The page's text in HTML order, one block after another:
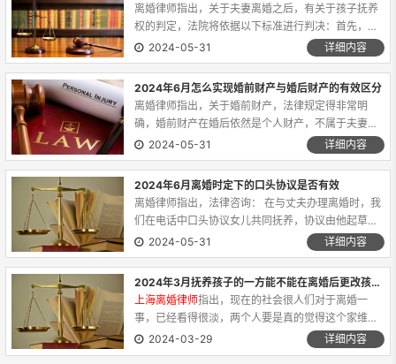
离婚律师指出，关于夫妻离婚之后，有关于孩子抚养
权的判定，法院将依据以下标准进行判决：首先，若
孩子未满两周岁，那么抚养权通常会授予母亲。如若
母亲存在如下情况，那么抚养权可能会被判给父亲：
2024-05-31 详细内容
2024年6月怎么实现婚前财产与婚后财产的有效区分
离婚律师指出，关于婚前财产，法律规定得非常明
确，婚前财产在婚后依然是个人财产，不属于夫妻共
同财产。 但是，如何证明婚前财产确实是你的婚
前个人财产，确是一个难题。 比如说，你婚前在
2024-05-31 详细内容
2024年6月离婚时定下的口头协议是否有效
离婚律师指出，法律咨询： 在与丈夫办理离婚时，我
们在电话中口头协议女儿共同抚养，协议由他起草，
但当他把协议书拿给我看时，变成女儿抚养权归他，
抚养费一人一半，与当初的口头协议的法律咨询：在
与丈夫办理离婚时...
2024-05-31 详细内容
2024年3月抚养孩子的一方能不能在离婚后更改孩子的姓氏？
上海离婚律师指出，现在的社会很人们对于离婚一
事，已经看得很淡，两个人要是真的觉得这个家维持
不下去了，便离婚，说散就散；也有家庭为了孩子的
成长着想，不想让孩子从小就有心理阴影，便一忍再
2024-03-29 详细内容